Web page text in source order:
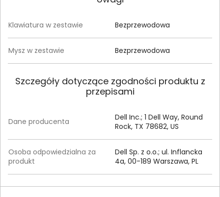
Klawiatura w zestawie Bezprzewodowa
Mysz w zestawie Bezprzewodowa
Szczegóły dotyczące zgodności produktu z
przepisami
Dane producenta
Dell Inc.; 1 Dell Way, Round
Rock, TX 78682, US
Osoba odpowiedzialna za
produkt
Dell Sp. z o.o.; ul. Inflancka
4a, 00-189 Warszawa, PL